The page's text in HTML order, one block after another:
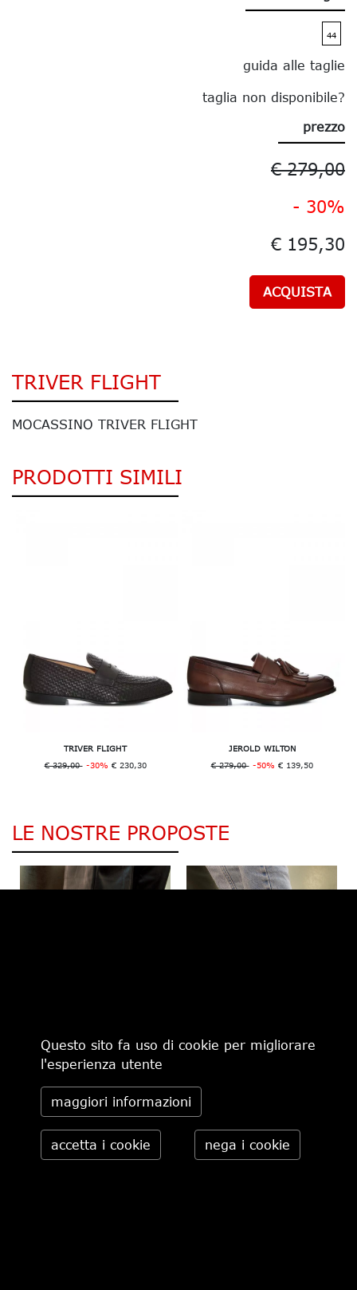
44
guida alle taglie
taglia non disponibile?
prezzo
€ 279,00
- 30%
€ 195,30
ACQUISTA
TRIVER FLIGHT
MOCASSINO TRIVER FLIGHT
PRODOTTI SIMILI
TRIVER FLIGHT
€ 329,00-30% € 230,30
JEROLD WILTON
€ 279,00-50% € 139,50
LE NOSTRE PROPOSTE
IL NEGOZIO
MODALITÀ DI PAGAMENTO
CONDIZIONI DI VENDITA
Questo sito fa uso di cookie per migliorare
l'esperienza utente
maggiori informazioni